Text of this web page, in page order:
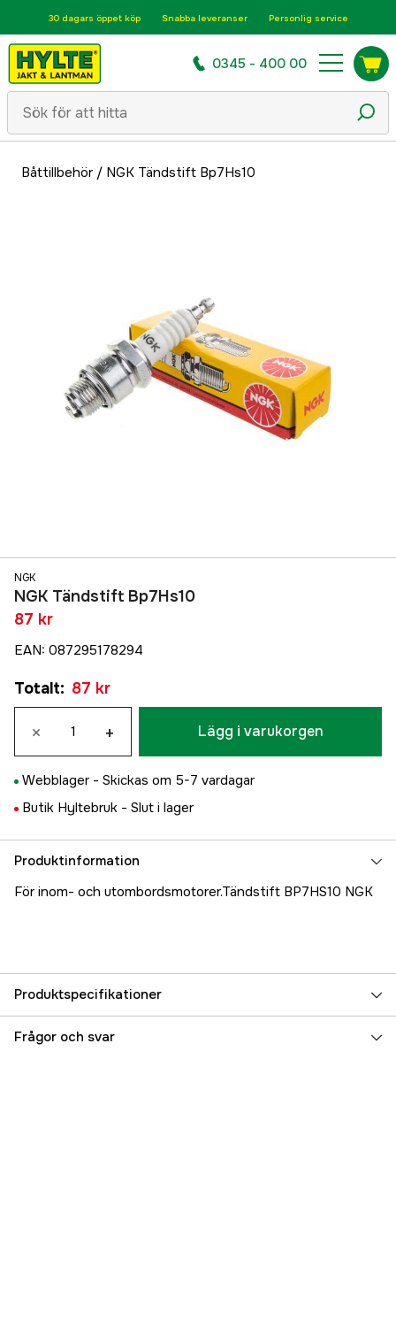
30 dagars öppet köp Snabba leveranser Personlig service
0345 - 400 00
Båttillbehör/ NGK Tändstift Bp7Hs10
NGK
NGK Tändstift Bp7Hs10
87 kr
EAN: 087295178294
Totalt: 87 kr
× + Lägg i varukorgen
Webblager - Skickas om 5-7 vardagar
Butik Hyltebruk - Slut i lager
Produktinformation
För inom- och utombordsmotorer.Tändstift BP7HS10 NGK
Produktspecifikationer
Referensnummer 5000025231
Frågor och svar